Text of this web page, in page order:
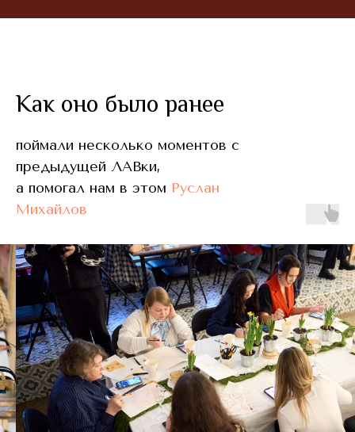
Как оно было ранее
поймали несколько моментов с
предыдущей ЛАВки,
а помогал нам в этом Руслан
Михайлов